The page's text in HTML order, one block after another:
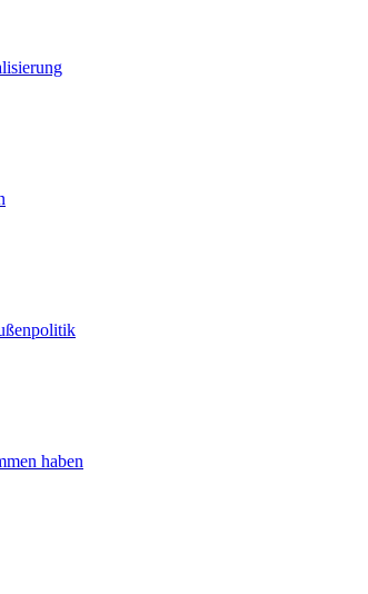
haben